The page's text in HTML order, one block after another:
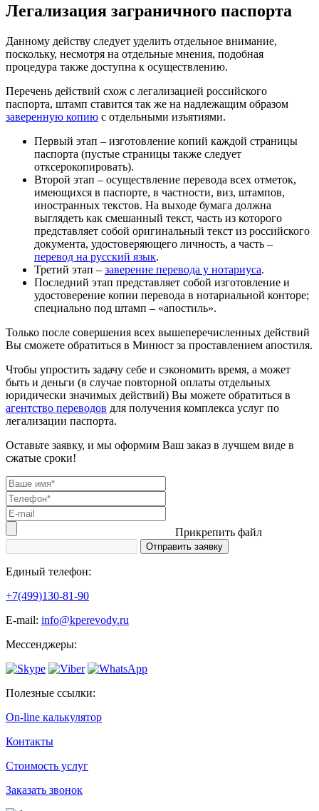
Легализация заграничного паспорта
Данному действу следует уделить отдельное внимание,
поскольку, несмотря на отдельные мнения, подобная
процедура также доступна к осуществлению.
Перечень действий схож с легализацией российского
паспорта, штамп ставится так же на надлежащим образом
заверенную копию с отдельными изъятиями.
Первый этап – изготовление копий каждой страницы
паспорта (пустые страницы также следует
отксерокопировать).
Второй этап – осуществление перевода всех отметок,
имеющихся в паспорте, в частности, виз, штампов,
иностранных текстов. На выходе бумага должна
выглядеть как смешанный текст, часть из которого
представляет собой оригинальный текст из российского
документа, удостоверяющего личность, а часть –
перевод на русский язык.
Третий этап – заверение перевода у нотариуса.
Последний этап представляет собой изготовление и
удостоверение копии перевода в нотариальной конторе;
специально под штамп – «апостиль».
Только после совершения всех вышеперечисленных действий
Вы сможете обратиться в Минюст за проставлением апостиля.
Чтобы упростить задачу себе и сэкономить время, а может
быть и деньги (в случае повторной оплаты отдельных
юридически значимых действий) Вы можете обратиться в
агентство переводов для получения комплекса услуг по
легализации паспорта.
Оставьте заявку, и мы оформим Ваш заказ в лучшем виде в
сжатые сроки!
Прикрепить файл
Единый телефон:
+7(499)130-81-90
Е-mail: info@kperevody.ru
Мессенджеры:
Полезные ссылки:
On-line калькулятор
Контакты
Стоимость услуг
Заказать звонок